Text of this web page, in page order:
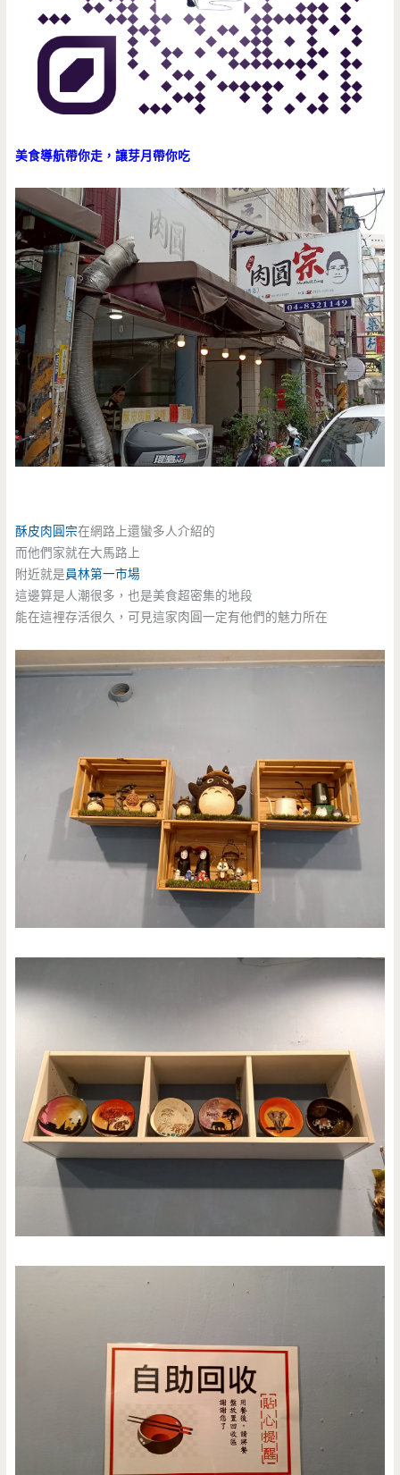
美食導航帶你走，讓芽月帶你吃
酥皮肉圓宗在網路上還蠻多人介紹的
而他們家就在大馬路上
附近就是員林第一市場
這邊算是人潮很多，也是美食超密集的地段
能在這裡存活很久，可見這家肉圓一定有他們的魅力所在